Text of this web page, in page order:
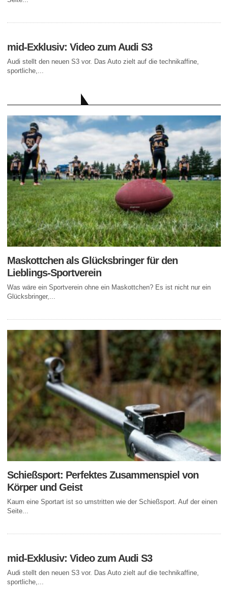
mid-Exklusiv: Video zum Audi S3
Audi stellt den neuen S3 vor. Das Auto zielt auf die technikaffine,
sportliche,...
Maskottchen als Glücksbringer für den
Lieblings-Sportverein
Was wäre ein Sportverein ohne ein Maskottchen? Es ist nicht nur ein
Glücksbringer,...
Schießsport: Perfektes Zusammenspiel von
Körper und Geist
Kaum eine Sportart ist so umstritten wie der Schießsport. Auf der einen
Seite...
mid-Exklusiv: Video zum Audi S3
Audi stellt den neuen S3 vor. Das Auto zielt auf die technikaffine,
sportliche,...